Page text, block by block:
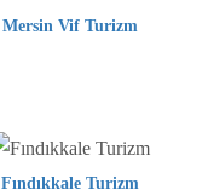
Mersin Vif Turizm
Fındıkkale Turizm